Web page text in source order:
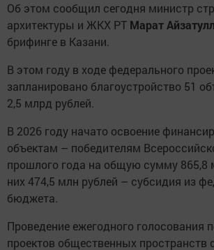
Об этом сообщил сегодня министр
архитектуры и ЖКХ РТ Марат
брифинге в Казани.
В этом году в ходе федерального
запланировано благоустройство 51
2,5 млрд рублей.
В 2026 году начато освоение
объектам – победителям
прошлого года на общую сумму 865,8
них 474,5 млн рублей – субсидия из
бюджета.
Проведение ежегодного голосования
проектов общественных пространств